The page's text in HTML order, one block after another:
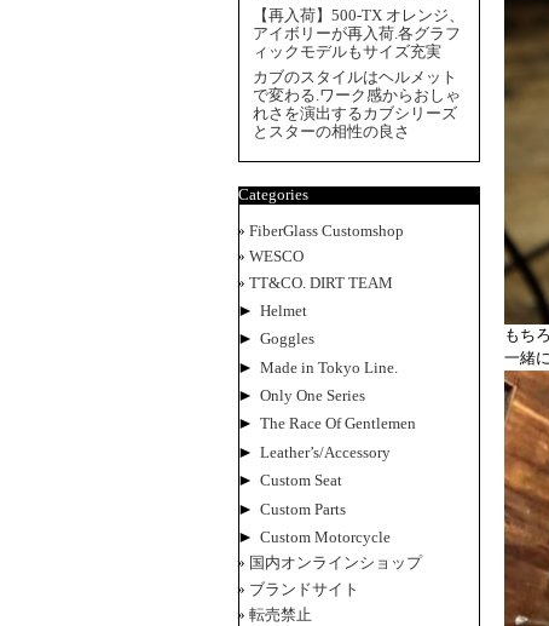
【再入荷】500-TX オレンジ、
アイボリーが再入荷.各グラフ
ィックモデルもサイズ充実
カブのスタイルはヘルメット
で変わる.ワーク感からおしゃ
れさを演出するカブシリーズ
とスターの相性の良さ
Categories
FiberGlass Customshop
WESCO
TT&CO. DIRT TEAM
► Helmet
► Goggles
► Made in Tokyo Line.
► Only One Series
► The Race Of Gentlemen
► Leather’s/Accessory
► Custom Seat
► Custom Parts
► Custom Motorcycle
国内オンラインショップ
ブランドサイト
転売禁止
もち
一緒